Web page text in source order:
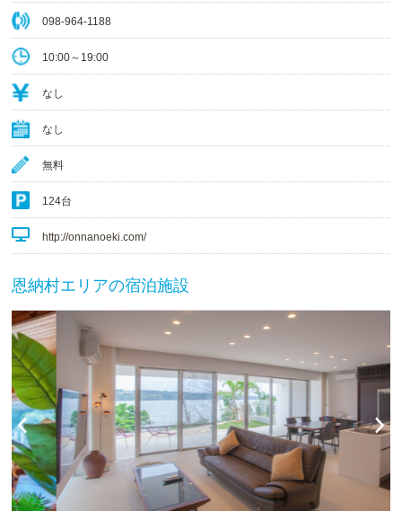
098-964-1188
10:00～19:00
なし
なし
無料
124台
http://onnanoeki.com/
恩納村エリアの宿泊施設